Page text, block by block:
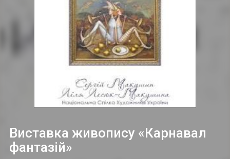
Виставка живопису «Карнавал
фантазій»